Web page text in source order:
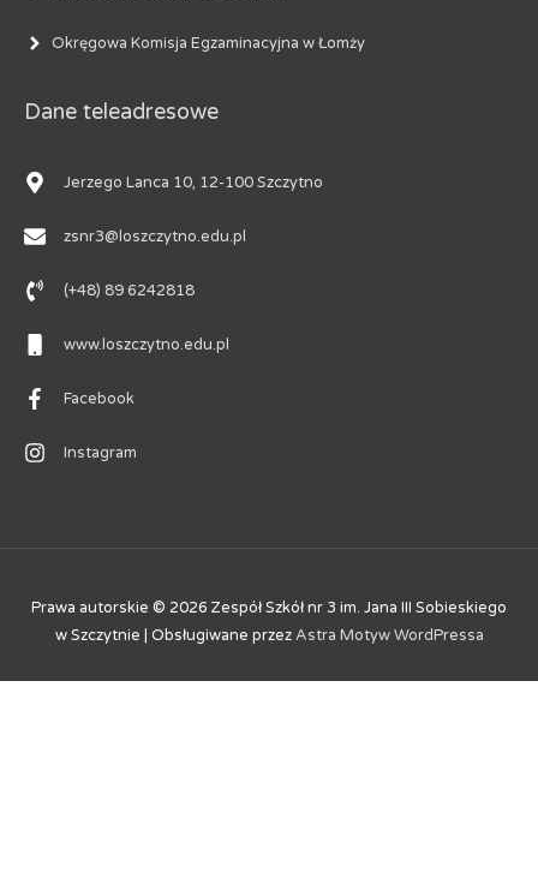
Okręgowa Komisja Egzaminacyjna w Łomży
Dane teleadresowe
Jerzego Lanca 10, 12-100 Szczytno
zsnr3@loszczytno.edu.pl
(+48) 89 6242818
www.loszczytno.edu.pl
Facebook
Instagram
Prawa autorskie © 2026 Zespół Szkół nr 3 im. Jana III Sobieskiego
w Szczytnie | Obsługiwane przezAstra Motyw WordPressa